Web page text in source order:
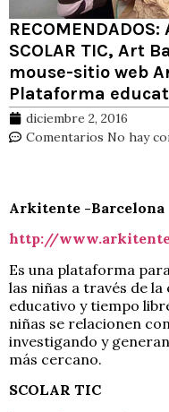
SCOLAR TIC, Art
mouse-sitio web
Plataforma
diciembre 2, 2016
Comentarios No hay
Arkitente -Barcelona
http://
Es una plataforma
las niñas a través de
educativo y tiempo
niñas se relacionen
investigando y
más cercano.
SCOLAR TIC